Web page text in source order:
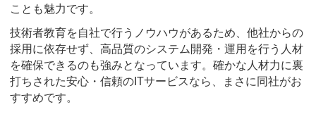
ことも魅力です。
技術者教育を自社で行うノウハウがあるため、他社からの
採用に依存せず、高品質のシステム開発・運用を行う人材
を確保できるのも強みとなっています。確かな人材力に裏
打ちされた安心・信頼のITサービスなら、まさに同社がお
すすめです。